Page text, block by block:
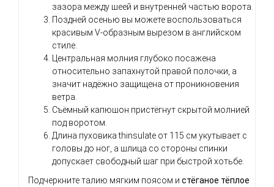
зазора между шеей и внутренней частью ворота.
Поздней осенью вы можете воспользоваться
красивым V-образным вырезом в английском
стиле.
Центральная молния глубоко посажена
относительно запахнутой правой полочки, а
значит надёжно защищена от проникновения
ветра.
Съёмный капюшон пристёгнут скрытой молнией
под воротом.
Длина пуховика thinsulate от 115 см укутывает с
головы до ног, а шлица со стороны спинки
допускает свободный шаг при быстрой хотьбе.
Подчеркните талию мягким поясом и стёганое тёплое